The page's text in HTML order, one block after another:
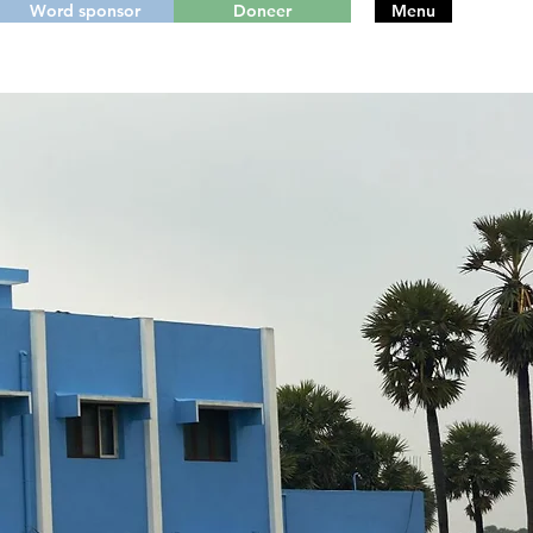
Word sponsor Doneer Menu